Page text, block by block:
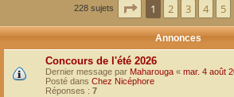
228 sujets Page sur10
1 2 3 4 5
Annonces
Concours de l'été 2026
Dernier message par Maharouga « mar. 4 août
Posté dans Chez Nicéphore
Réponses : 7